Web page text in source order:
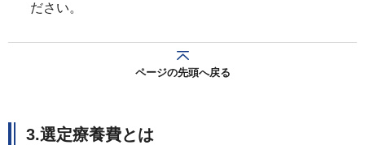
ださい。
ページの先頭へ戻る
3.選定療養費とは